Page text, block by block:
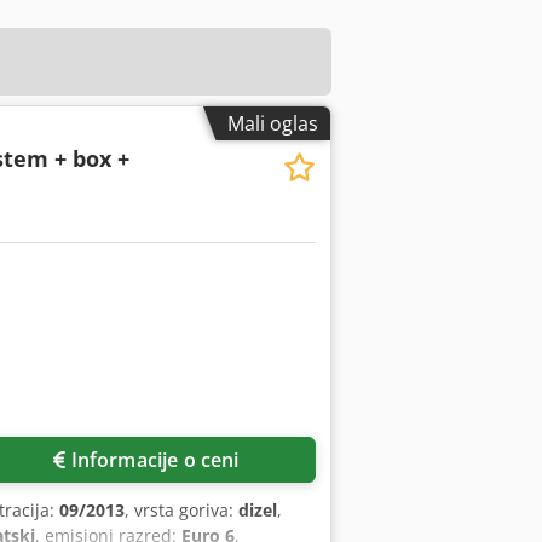
Mali oglas
+ box +
Informacije o ceni
09/2013, vrsta goriva: dizel,
, emisioni razred: Euro 6,